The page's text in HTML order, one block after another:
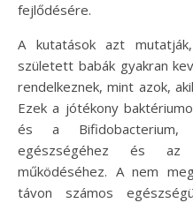
fejlődésére.
A kutatások azt
született babák gyakran
rendelkeznek, mint azok,
Ezek a jótékony
és a Bifidobacterium,
egészségéhez és az
működéséhez. A nem
távon számos